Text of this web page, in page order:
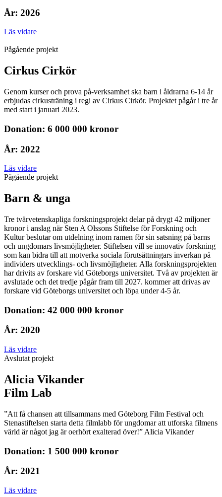
År: 2026
Läs vidare
Pågående projekt
Cirkus Cirkör
Genom kurser och prova på-verksamhet ska barn i åldrarna 6-14 år
erbjudas cirkusträning i regi av Cirkus Cirkör. Projektet pågår i tre år
med start i januari 2023.
Donation: 6 000 000 kronor
År: 2022
Läs vidare
Pågående projekt
Barn & unga
Tre tvärvetenskapliga forskningsprojekt delar på drygt 42 miljoner
kronor i anslag när Sten A Olssons Stiftelse för Forskning och
Kultur beslutar om utdelning inom ramen för sin satsning på barns
och ungdomars livsmöjligheter. Stiftelsen vill se innovativ forskning
som kan bidra till att motverka sociala förutsättningars inverkan på
individers utvecklings- och livsmöjligheter. Alla forskningsprojekten
har drivits av forskare vid Göteborgs universitet. Två av projekten är
avslutade och det tredje pågår fram till 2027. kommer att drivas av
forskare vid Göteborgs universitet och löpa under 4-5 år.
Donation: 42 000 000 kronor
År: 2020
Läs vidare
Avslutat projekt
Alicia Vikander
Film Lab
”Att få chansen att tillsammans med Göteborg Film Festival och
Stenastiftelsen starta detta filmlabb för ungdomar att utforska filmens
värld är något jag är oerhört exalterad över!” Alicia Vikander
Donation: 1 500 000 kronor
År: 2021
Läs vidare